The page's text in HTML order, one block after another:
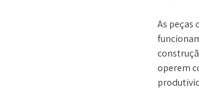
As peças
operem